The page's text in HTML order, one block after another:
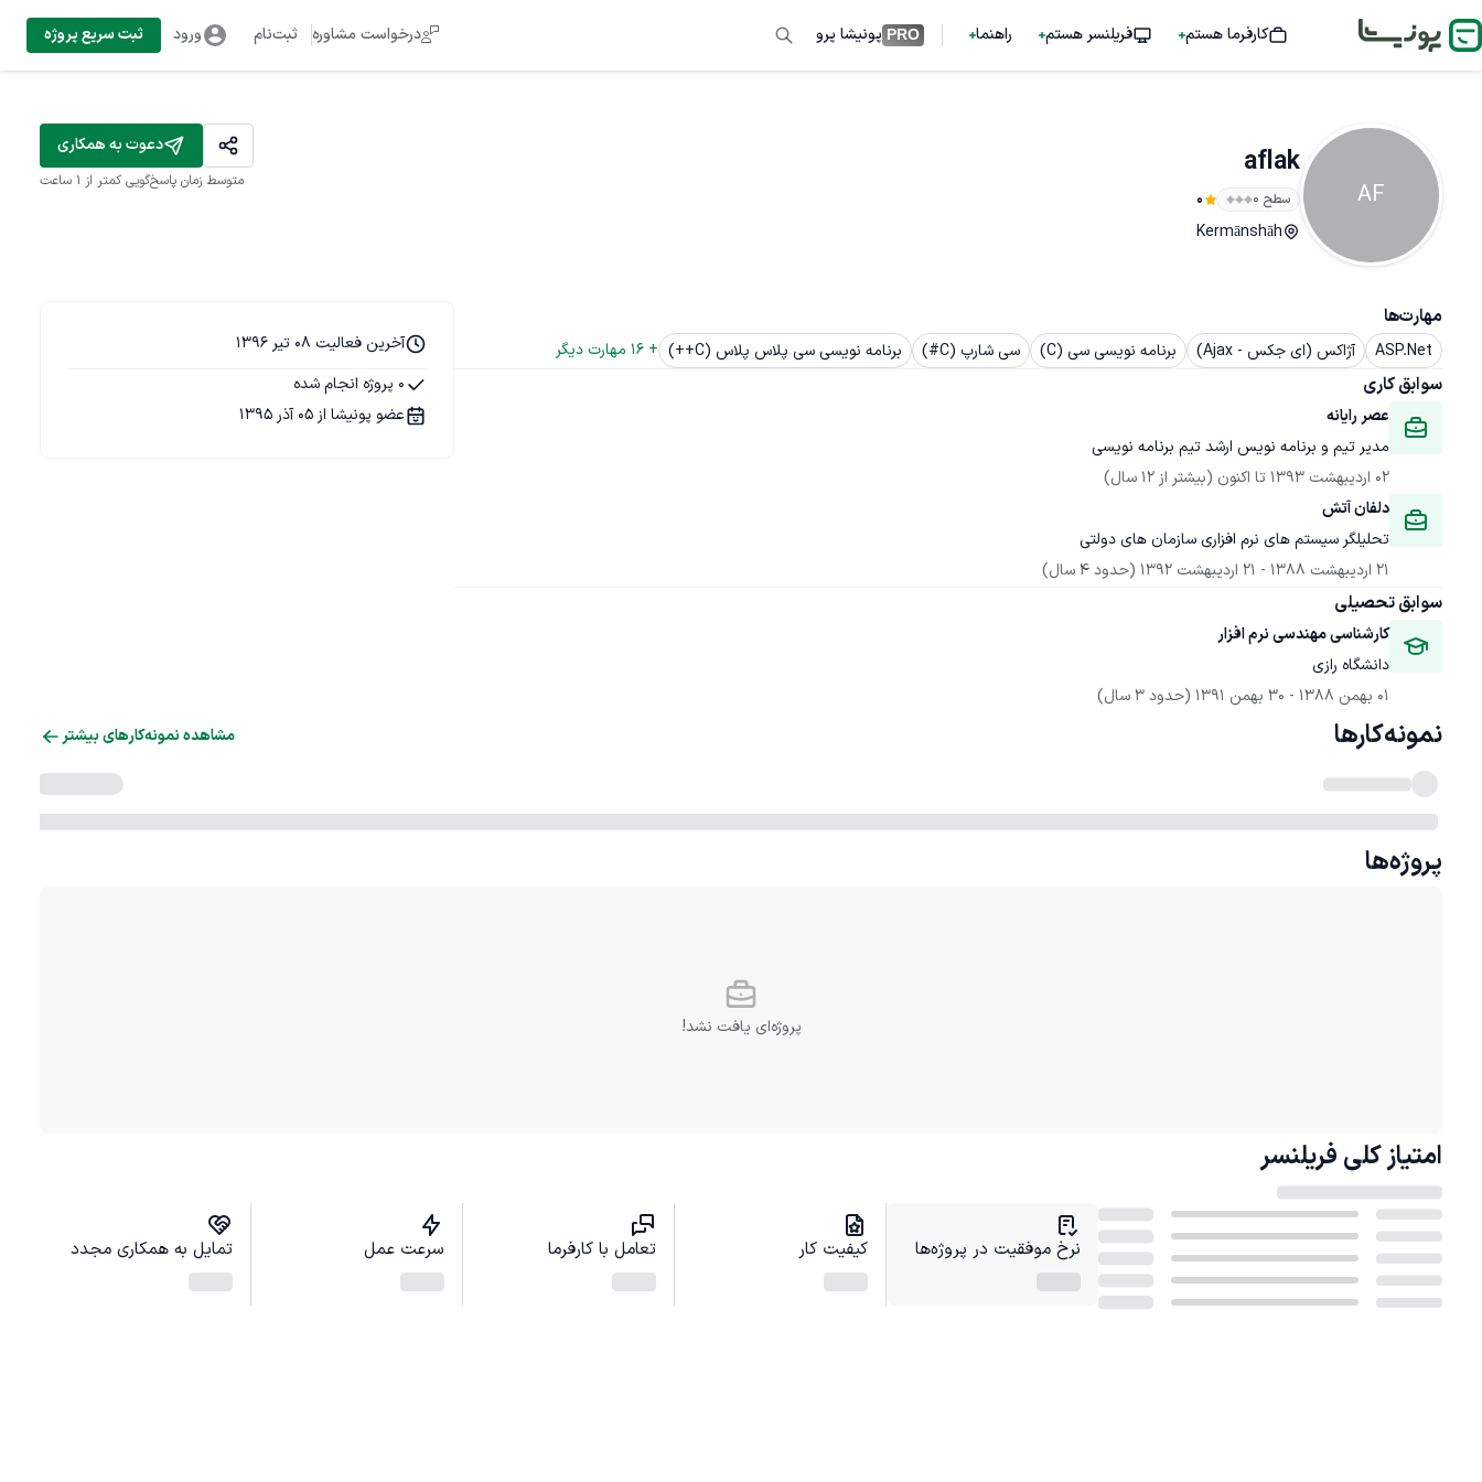
کارفرما هستم فریلنسر هستم راهنما PRO پونیشا پرو درخواست مشاوره ثبت‌نام ورود ثبت سریع پروژه
AF
aflak
سطح ۰ 0
Kermānshāh
دعوت به همکاری
متوسط زمان پاسخ‌گویی کمتر از 1 ساعت
مهارت‌ها
ASP.Net آژاکس (ای جکس - Ajax) برنامه نویسی سی (C) سی شارپ (C#) برنامه نویسی سی پلاس پلاس (C++) +
16 مهارت دیگر
سوابق کاری
عصر رایانه
مدیر تیم و برنامه نویس ارشد تیم برنامه نویسی
02 اردیبهشت 1393
تا اکنون (بیشتر از 12 سال)
دلفان آتش
تحلیلگر سیستم های نرم افزاری سازمان های دولتی
21 اردیبهشت 1388
- 21 اردیبهشت 1392 (حدود 4 سال)
سوابق تحصیلی
کارشناسی مهندسی نرم افزار
دانشگاه رازی
01 بهمن 1388
- 30 بهمن 1391 (حدود 3 سال)
آخرین فعالیت 08 تیر 1396
0 پروژه انجام شده
عضو پونیشا از 05 آذر 1395
نمونه‌کارها مشاهده نمونه‌کارهای بیشتر
پروژه‌ها
پروژه‌ای یافت نشد!
امتیاز کلی فریلنسر
نرخ موفقیت در پروژه‌ها کیفیت کار تعامل با کارفرما سرعت عمل تمایل به همکاری مجدد